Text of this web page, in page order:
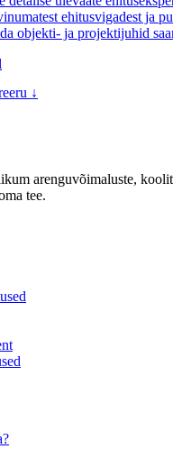
ehitusvigadest ja
objekti- ja projektijuhid
↓
arenguvõimaluste,
tee.